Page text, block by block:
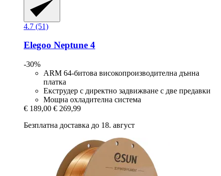
4.7 (51)
Elegoo Neptune 4
-30%
ARM 64-битова високопроизводителна дънна
платка
Екструдер с директно задвижване с две предавки
Мощна охладителна система
€ 189,00 € 269,99
Безплатна доставка до 18. август